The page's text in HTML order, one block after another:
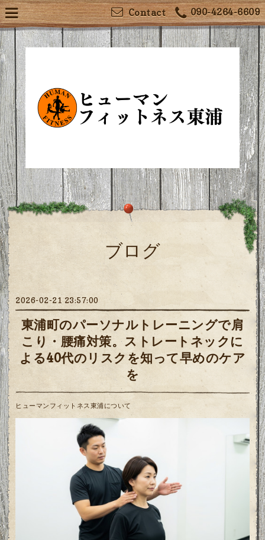
090-4264-6609
Contact
ブログ
2026-02-21 23:57:00
東浦町のパーソナルトレーニングで肩
こり・腰痛対策。ストレートネックに
よる40代のリスクを知って早めのケア
を
ヒューマンフィットネス東浦について